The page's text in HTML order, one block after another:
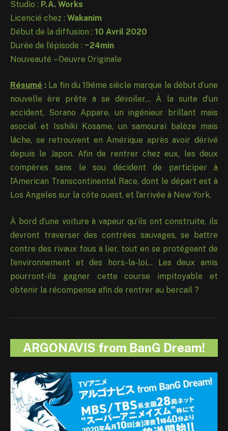
Studio : P.A. Works
Licencié chez : Wakanim
Début de la diffusion : 10 Avril 2020
Durée de l’épisode : ~24min
Nouveauté – Oeuvre Originale
Résumé : La fin du 19éme siècle marque le début d’une
nouvelle ère prête à se dévoiler… À la suite d’un
accident, Sorano Appare, un ingénieur brillant mais
asocial et Isshiki Kosame, un samouraï balèze mais
lâche, se retrouvent en Amérique après avoir dérivé
depuis le Japon. Afin de rentrer chez eux, les deux
compères sans le sou décident de participer à
l’American Transcontinental Race, dont le départ est à
Los Angeles sur la côte ouest, et l’arrivée à New York.
À bord d’une voiture à vapeur qu’ils ont construite, ils
devront traverser des contrées sauvages, se battre
contre des rivaux fous à lier, tout en se protégeant de
l’environnement et des hors-la-loi… Les deux amis
pourront-ils gagner cette course impitoyable et
obtenir la récompense afin de rentrer au bercail ?
ARGONAVIS from BanG Dream!